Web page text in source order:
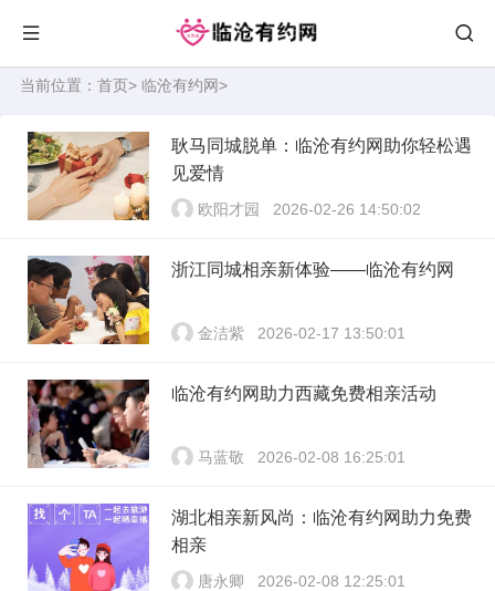
当前位置： 首页> 临沧有约网>
耿马同城脱单：临沧有约网助你轻松遇
见爱情
欧阳才园 2026-02-26 14:50:02
浙江同城相亲新体验——临沧有约网
金洁紫 2026-02-17 13:50:01
临沧有约网助力西藏免费相亲活动
马蓝敬 2026-02-08 16:25:01
湖北相亲新风尚：临沧有约网助力免费
相亲
唐永卿 2026-02-08 12:25:01